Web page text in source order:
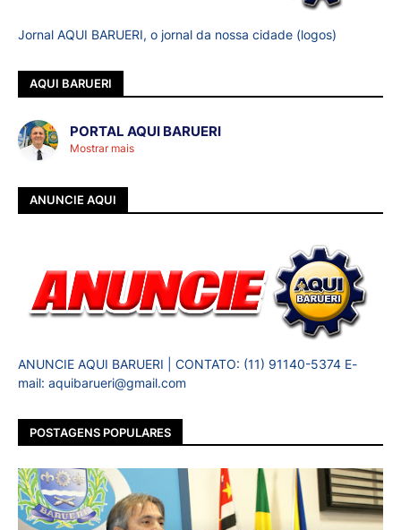
Jornal AQUI BARUERI, o jornal da nossa cidade (logos)
AQUI BARUERI
PORTAL AQUI BARUERI
Mostrar mais
ANUNCIE AQUI
ANUNCIE AQUI BARUERI | CONTATO: (11) 91140-5374 E-
mail: aquibarueri@gmail.com
POSTAGENS POPULARES